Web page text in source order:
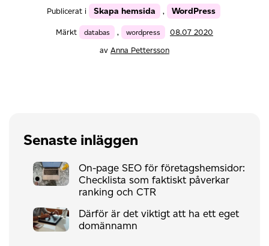
Publicerat i Skapa hemsida , WordPress
Märkt databas , wordpress
08.07 2020
av Anna Pettersson
Senaste inläggen
On-page SEO för företagshemsidor:
Checklista som faktiskt påverkar
ranking och CTR
Därför är det viktigt att ha ett eget
domännamn